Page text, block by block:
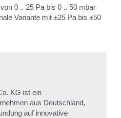
0 .. 25 Pa bis 0 .. 50 mbar
Variante mit ±25 Pa bis ±50
KG ist ein
aus Deutschland,
auf innovative